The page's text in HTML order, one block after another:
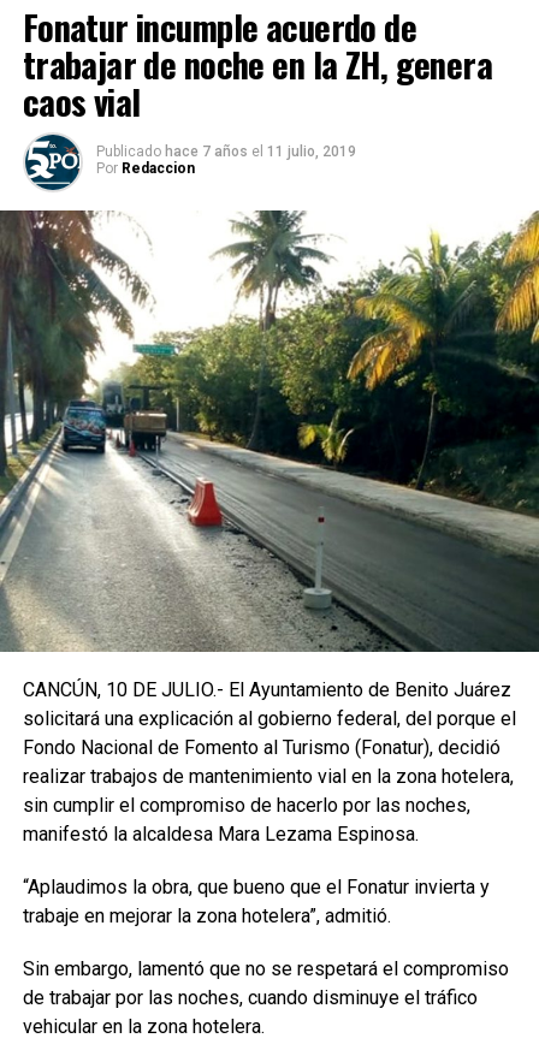
Fonatur incumple acuerdo de
trabajar de noche en la ZH, genera
caos vial
Publicado hace 7 años el 11 julio, 2019
Por Redaccion
CANCÚN, 10 DE JULIO.- El Ayuntamiento de Benito Juárez
solicitará una explicación al gobierno federal, del porque el
Fondo Nacional de Fomento al Turismo (Fonatur), decidió
realizar trabajos de mantenimiento vial en la zona hotelera,
sin cumplir el compromiso de hacerlo por las noches,
manifestó la alcaldesa Mara Lezama Espinosa.
“Aplaudimos la obra, que bueno que el Fonatur invierta y
trabaje en mejorar la zona hotelera”, admitió.
Sin embargo, lamentó que no se respetará el compromiso
de trabajar por las noches, cuando disminuye el tráfico
vehicular en la zona hotelera.